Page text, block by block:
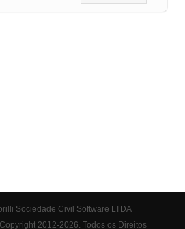
Sociedade Civil Software LTDA
2012-2026. Todos os Direitos